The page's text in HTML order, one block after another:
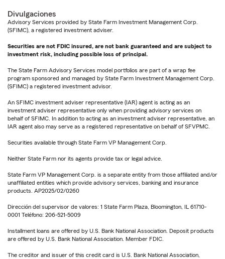
Divulgaciones
Advisory Services provided by State Farm Investment Management Corp.
(SFIMC), a registered investment adviser.
Securities are not FDIC insured, are not bank guaranteed and are subject to
investment risk, including possible loss of principal.
The State Farm Advisory Services model portfolios are part of a wrap fee
program sponsored and managed by State Farm Investment Management Corp.
(SFIMC) a registered investment advisor.
An SFIMC investment adviser representative (IAR) agent is acting as an
investment adviser representative only when providing advisory services on
behalf of SFIMC. In addition to acting as an investment adviser representative, an
IAR agent also may serve as a registered representative on behalf of SFVPMC.
Securities available through State Farm VP Management Corp.
Neither State Farm nor its agents provide tax or legal advice.
State Farm VP Management Corp. is a separate entity from those affiliated and/or
unaffiliated entities which provide advisory services, banking and insurance
products. AP2025/02/0260
Dirección del supervisor de valores: 1 State Farm Plaza, Bloomington, IL 61710-
0001 Teléfono: 206-521-5009
Installment loans are offered by U.S. Bank National Association. Deposit products
are offered by U.S. Bank National Association. Member FDIC.
The creditor and issuer of this credit card is U.S. Bank National Association,